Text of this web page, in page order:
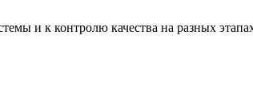
и к контролю качества на разных